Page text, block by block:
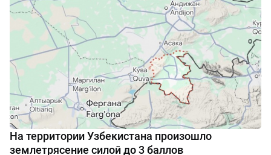
На территории Узбекистана произошло
землетрясение силой до 3 баллов